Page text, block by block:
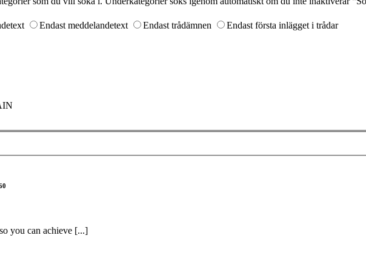
Endast meddelandetext Endast trådämnen
Endast första inlägget i trådar
you can achieve [...]